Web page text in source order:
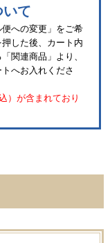
て
便への変更」をご希
した後、カート内
関連商品」より、
へお入れくださ
）が含まれており